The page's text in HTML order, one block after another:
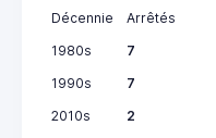
Décennie
Arrêtés
1980s
7
1990s
7
2010s
2